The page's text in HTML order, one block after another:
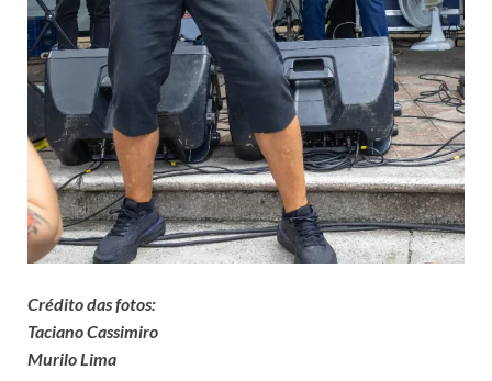
Crédito das fotos:
Taciano Cassimiro
Murilo Lima